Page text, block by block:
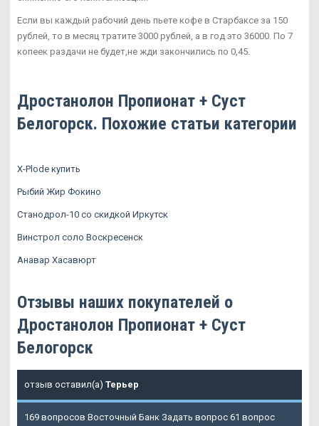
Если вы каждый рабочий день пьете кофе в Старбаксе за 150
рублей, то в месяц тратите 3000 рублей, а в год это 36000. По 7
копеек раздачи не будет,не жди закончились по 0,45.
Дростанолон Пропионат + Суст
Белогорск. Похожие статьи категории
X-Plode купить
Рыбий Жир Фокино
Станодрол-10 со скидкой Иркутск
Винстрол соло Воскресенск
Анавар Хасавюрт
Отзывы наших покупателей о
Дростанолон Пропионат + Суст
Белогорск
отзыв оставил(а) Терьер
169 вопросов Восточный Банк Задать вопрос 61 вопрос